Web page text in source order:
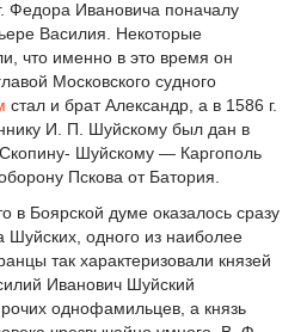
Федора Ивановича поначалу
Василия. Некоторые
что именно в это время он
Московского судного
стал и брат Александр, а в 1586 г.
И. П. Шуйскому был дан в
Шуйскому — Каргополь
Пскова от Батория.
в Боярской думе оказалось сразу
Шуйских, одного из наиболее
так характеризовали князей
Иванович Шуйский
однофамильцев, а князь